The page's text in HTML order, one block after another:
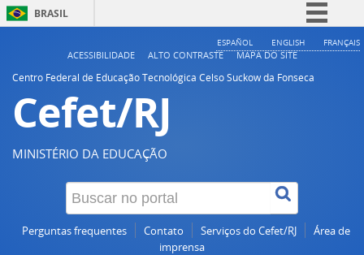
BRASIL
Simplifique!
ESPAÑOL ENGLISH FRANÇAIS
ACESSIBILIDADE ALTO CONTRASTE
MAPA DO SITE
Centro Federal de Educação Tecnológica Celso Suckow da Fonseca
Cefet/RJ
MINISTÉRIO DA EDUCAÇÃO
Perguntas frequentes Contato Serviços do Cefet/RJ
Área de
imprensa